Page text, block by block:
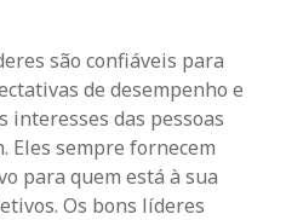
são confiáveis para
de desempenho e
interesses das pessoas
Eles sempre fornecem
para quem está à sua
Os bons líderes